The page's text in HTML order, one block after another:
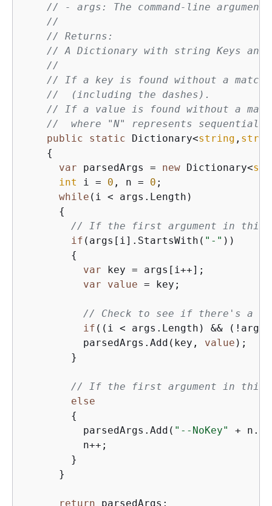
// - args: The command-line
//
// Returns:
// A Dictionary with string Keys and
//
// If a key is found without a
//  (including the dashes).
// If a value is found without a
//  where "N" represents sequential
public
static Dictionary<string ,
{
var parsedArgs = new Dictionary<
int
i = 0 , n = 0 ;
while (i < args.Length)
{
// If the first argument in this
if (args[i].StartsWith( "-" ))
{
var key = args[i++];
var
value = key;
// Check to see if there's a
if ((i < args.Length) &&
          parsedArgs.Add(key,
value );
        }
// If the first argument in this
else
{
          parsedArgs.Add(
"--NoKey"
+
          n++;
        }
      }
return parsedArgs;